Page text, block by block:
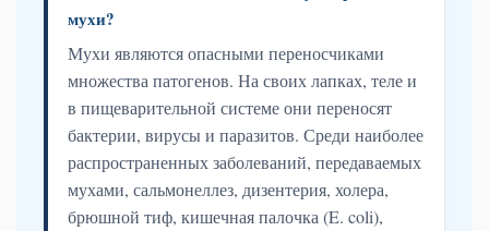
мухи?
Мухи являются опасными переносчиками
множества патогенов. На своих лапках, теле и
в пищеварительной системе они переносят
бактерии, вирусы и паразитов. Среди наиболее
распространенных заболеваний, передаваемых
мухами, сальмонеллез, дизентерия, холера,
брюшной тиф, кишечная палочка (E. coli),